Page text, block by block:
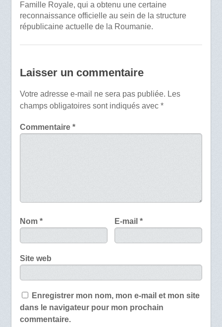
Famille Royale, qui a obtenu une certaine
reconnaissance officielle au sein de la structure
républicaine actuelle de la Roumanie.
Laisser un commentaire
Votre adresse e-mail ne sera pas publiée. Les
champs obligatoires sont indiqués avec *
Commentaire *
Nom * E-mail*
Site web
Enregistrer mon nom, mon e-mail et mon site
dans le navigateur pour mon prochain
commentaire.